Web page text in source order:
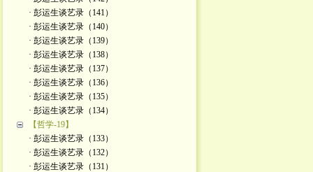
· 彭运生谈艺录（141）
· 彭运生谈艺录（140）
· 彭运生谈艺录（139）
· 彭运生谈艺录（138）
· 彭运生谈艺录（137）
· 彭运生谈艺录（136）
· 彭运生谈艺录（135）
· 彭运生谈艺录（134）
【哲学-19】
· 彭运生谈艺录（133）
· 彭运生谈艺录（132）
· 彭运生谈艺录（131）